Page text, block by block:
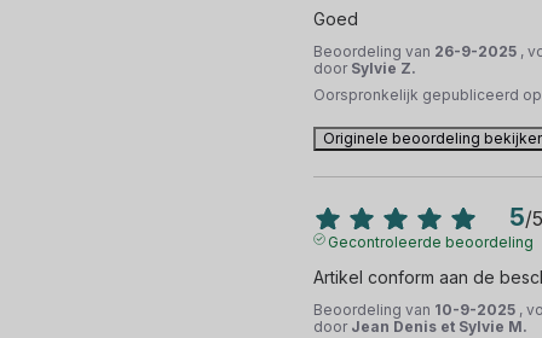
Goed
Beoordeling van 26-9-2025 ,
door Sylvie Z.
Oorspronkelijk gepubliceerd
Originele beoordeling
5/5
Gecontroleerde beoordeling
Artikel conform aan de
Beoordeling van 10-9-2025 ,
door Jean Denis et Sylvie M.